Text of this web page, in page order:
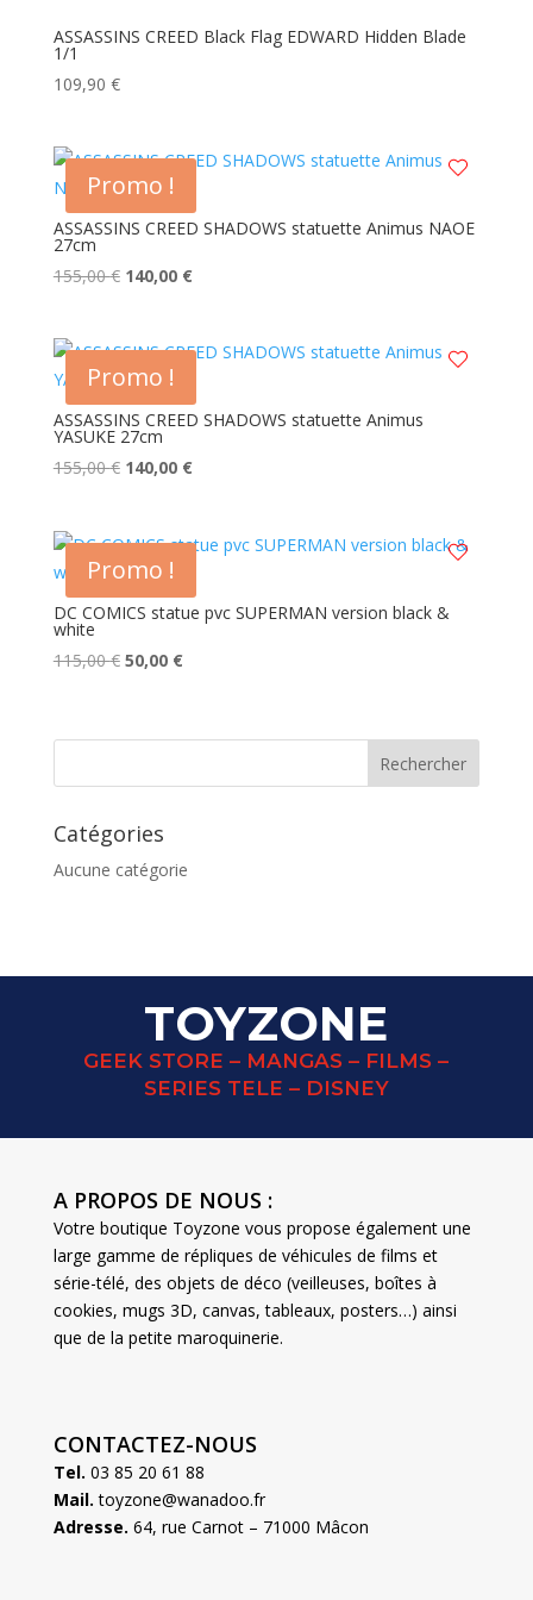
ASSASSINS CREED Black Flag EDWARD Hidden Blade
1/1
109,90 €
Promo !
ASSASSINS CREED SHADOWS statuette Animus NAOE
27cm
155,00€ Le
était :
155,00 €.
140,00 €Le
est :
Promo !
ASSASSINS CREED SHADOWS statuette Animus
YASUKE 27cm
155,00€ Le
était :
155,00 €.
140,00 €Le
est :
Promo !
DC COMICS statue pvc SUPERMAN version black &
white
115,00€ Le
était :
50,00 €Le
est :
Catégories
Aucune catégorie
TOYZONE
GEEK STORE – MANGAS – FILMS –
SERIES TELE – DISNEY
A PROPOS DE NOUS :
Votre boutique Toyzone vous propose également une
large gamme de répliques de véhicules de films et
série-télé, des objets de déco (veilleuses, boîtes à
cookies, mugs 3D, canvas, tableaux, posters…) ainsi
que de la petite maroquinerie.
CONTACTEZ-NOUS
Tel. 03 85 20 61 88
Mail. toyzone@wanadoo.fr
Adresse. 64, rue Carnot – 71000 Mâcon